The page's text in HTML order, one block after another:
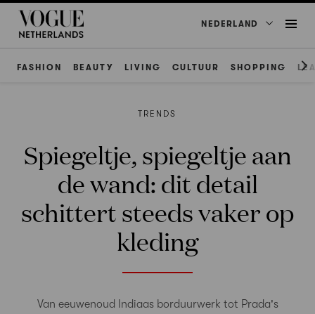
NEDERLAND
FASHION BEAUTY LIVING CULTUUR SHOPPING
TRENDS
Spiegeltje, spiegeltje aan
de wand: dit detail
schittert steeds vaker op
kleding
Van eeuwenoud Indiaas borduurwerk tot Prada's